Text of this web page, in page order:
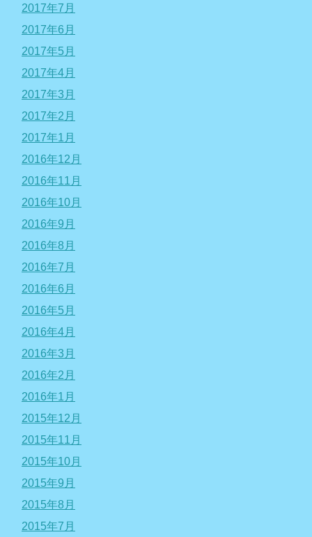
2017年7月
2017年6月
2017年5月
2017年4月
2017年3月
2017年2月
2017年1月
2016年12月
2016年11月
2016年10月
2016年9月
2016年8月
2016年7月
2016年6月
2016年5月
2016年4月
2016年3月
2016年2月
2016年1月
2015年12月
2015年11月
2015年10月
2015年9月
2015年8月
2015年7月